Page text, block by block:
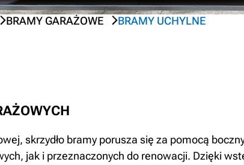
BRAMY GARAŻOWE BRAMY UCHYLNE
skrzydło bramy porusza się za pomocą
jak i przeznaczonych do renowacji. Dzięki